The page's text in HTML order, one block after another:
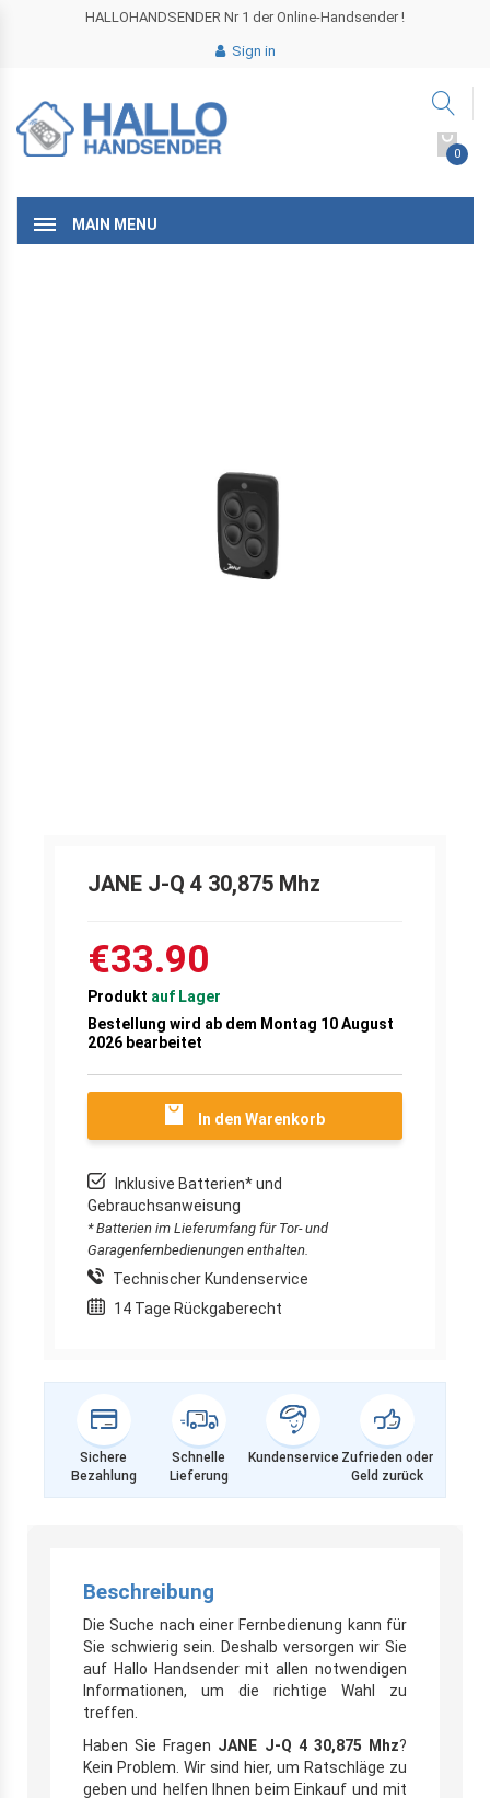
HALLOHANDSENDER Nr 1 der Online-Handsender !
Sign in
0
MAIN MENU
JANE J-Q 4 30,875 Mhz
€33.90
Produkt auf Lager
Bestellung wird ab dem Montag 10 August
2026 bearbeitet
In den Warenkorb
Inklusive Batterien* und
Gebrauchsanweisung
* Batterien im Lieferumfang für Tor- und
Garagenfernbedienungen enthalten.
Technischer Kundenservice
14 Tage Rückgaberecht
Sichere
Bezahlung
Schnelle
Lieferung
Kundenservice Zufrieden oder
Geld zurück
Beschreibung
Die Suche nach einer Fernbedienung kann für
Sie schwierig sein. Deshalb versorgen wir Sie
auf Hallo Handsender mit allen notwendigen
Informationen, um die richtige Wahl zu
treffen.
Haben Sie Fragen JANE J-Q 4 30,875 Mhz?
Kein Problem. Wir sind hier, um Ratschläge zu
geben und helfen Ihnen beim Einkauf und mit